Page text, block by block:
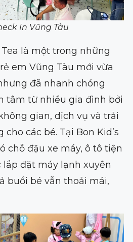
In Vũng Tàu
Tea là một trong những
em Vũng Tàu mới vừa
đã nhanh chóng
tâm từ nhiều gia đình bởi
gian, dịch vụ và trải
các bé. Tại Bon Kid’s
chỗ đậu xe máy, ô tô tiện
lắp đặt máy lạnh xuyên
buổi bé vẫn thoải mái,